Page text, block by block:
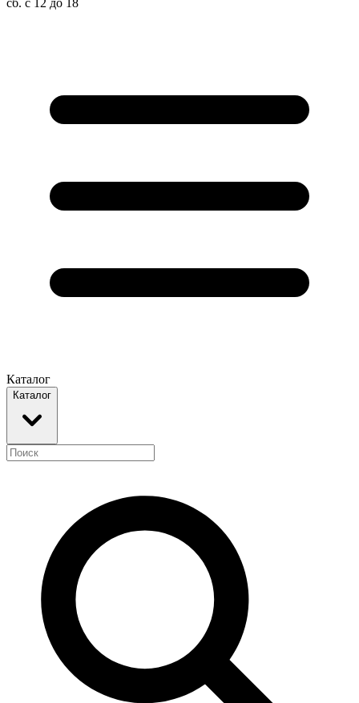
сб. с 12 до 18
Каталог
Каталог